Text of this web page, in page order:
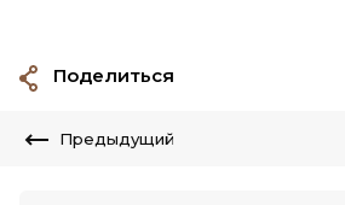
Поделиться
Предыдущий